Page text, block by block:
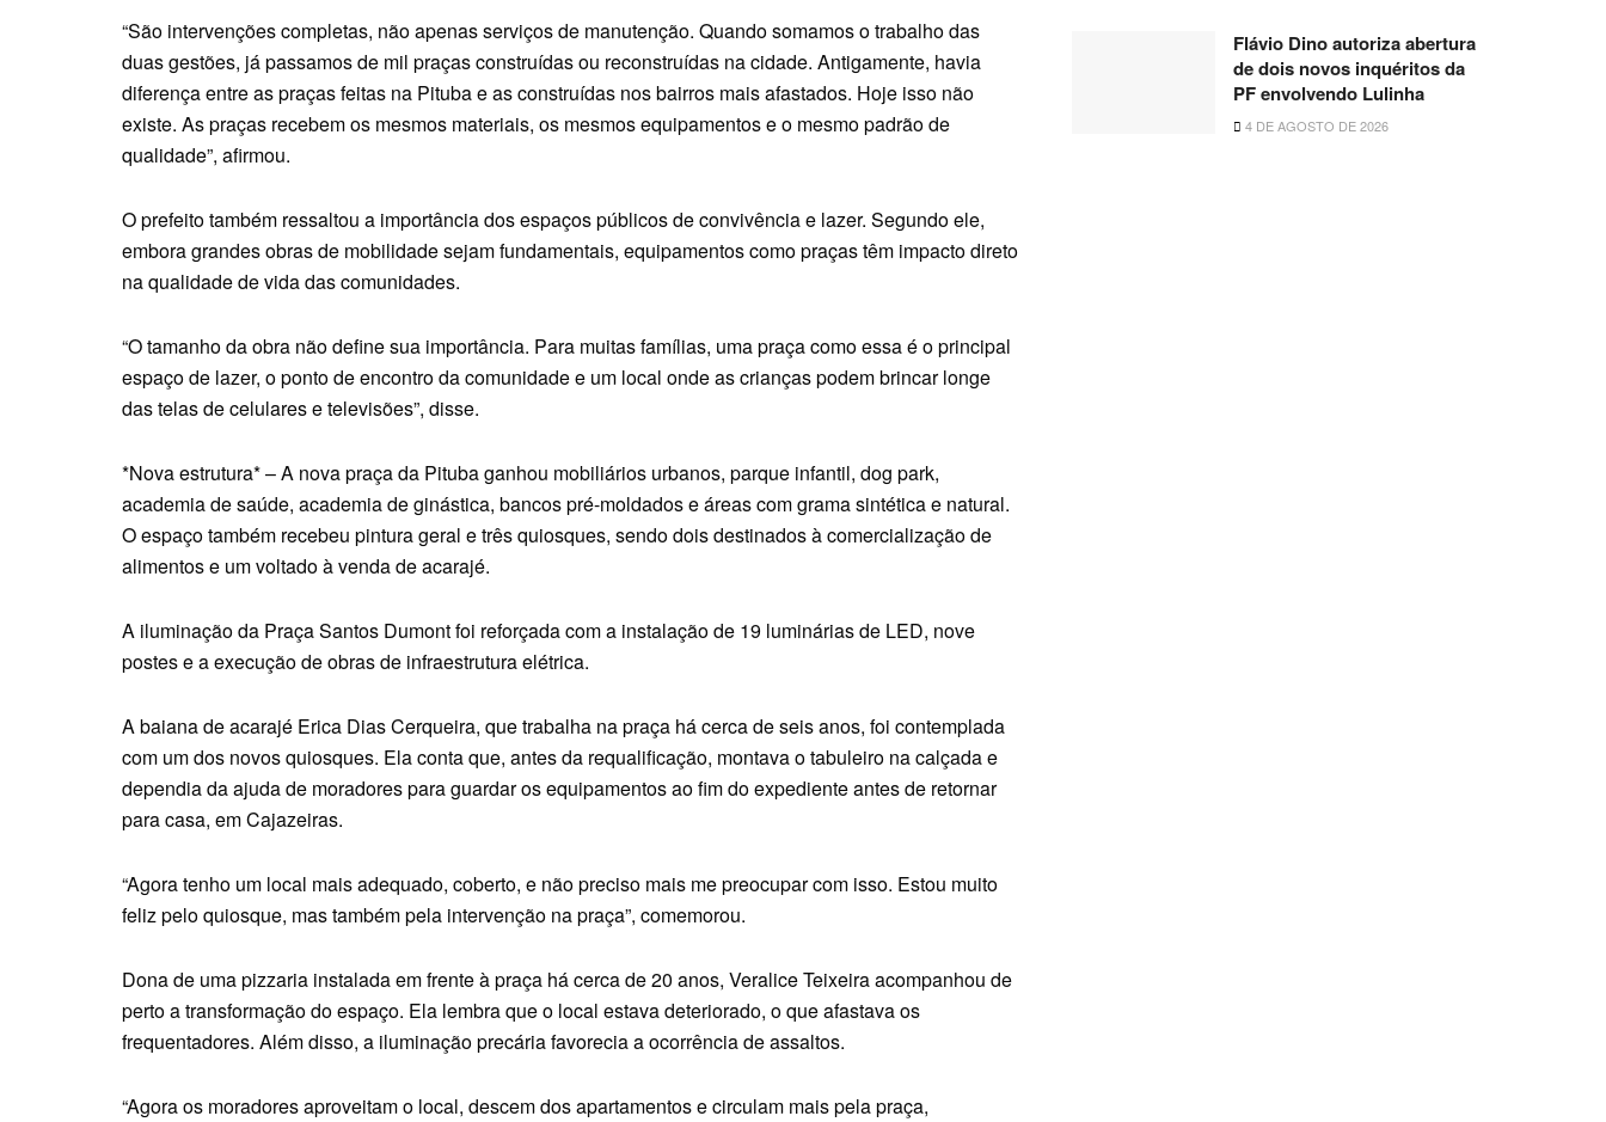
“São intervenções completas, não apenas serviços de manutenção. Quando somamos o trabalho das
duas gestões, já passamos de mil praças construídas ou reconstruídas na cidade. Antigamente, havia
diferença entre as praças feitas na Pituba e as construídas nos bairros mais afastados. Hoje isso não
existe. As praças recebem os mesmos materiais, os mesmos equipamentos e o mesmo padrão de
qualidade”, afirmou.
O prefeito também ressaltou a importância dos espaços públicos de convivência e lazer. Segundo ele,
embora grandes obras de mobilidade sejam fundamentais, equipamentos como praças têm impacto direto
na qualidade de vida das comunidades.
“O tamanho da obra não define sua importância. Para muitas famílias, uma praça como essa é o principal
espaço de lazer, o ponto de encontro da comunidade e um local onde as crianças podem brincar longe
das telas de celulares e televisões”, disse.
*Nova estrutura* – A nova praça da Pituba ganhou mobiliários urbanos, parque infantil, dog park,
academia de saúde, academia de ginástica, bancos pré-moldados e áreas com grama sintética e natural.
O espaço também recebeu pintura geral e três quiosques, sendo dois destinados à comercialização de
alimentos e um voltado à venda de acarajé.
A iluminação da Praça Santos Dumont foi reforçada com a instalação de 19 luminárias de LED, nove
postes e a execução de obras de infraestrutura elétrica.
A baiana de acarajé Erica Dias Cerqueira, que trabalha na praça há cerca de seis anos, foi contemplada
com um dos novos quiosques. Ela conta que, antes da requalificação, montava o tabuleiro na calçada e
dependia da ajuda de moradores para guardar os equipamentos ao fim do expediente antes de retornar
para casa, em Cajazeiras.
“Agora tenho um local mais adequado, coberto, e não preciso mais me preocupar com isso. Estou muito
feliz pelo quiosque, mas também pela intervenção na praça”, comemorou.
Dona de uma pizzaria instalada em frente à praça há cerca de 20 anos, Veralice Teixeira acompanhou de
perto a transformação do espaço. Ela lembra que o local estava deteriorado, o que afastava os
frequentadores. Além disso, a iluminação precária favorecia a ocorrência de assaltos.
“Agora os moradores aproveitam o local, descem dos apartamentos e circulam mais pela praça,
Flávio Dino autoriza abertura
de dois novos inquéritos da
PF envolvendo Lulinha
4 DE AGOSTO DE 2026